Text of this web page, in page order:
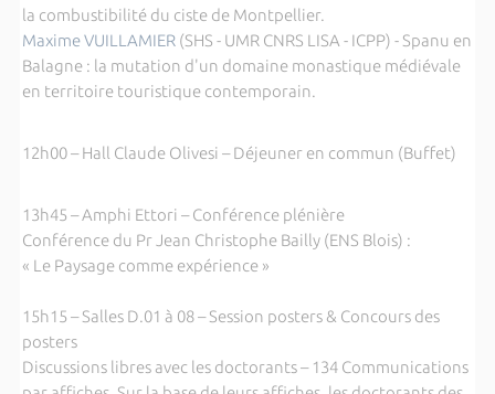
la combustibilité du ciste de Montpellier.
Maxime VUILLAMIER(SHS - UMR CNRS LISA - ICPP) - Spanu en
Balagne : la mutation d'un domaine monastique médiévale
en territoire touristique contemporain.
12h00 – Hall Claude Olivesi – Déjeuner en commun (Buffet)
13h45 – Amphi Ettori – Conférence plénière
Conférence du Pr Jean Christophe Bailly (ENS Blois) :
« Le Paysage comme expérience »
15h15 – Salles D.01 à 08 – Session posters & Concours des
posters
Discussions libres avec les doctorants – 134 Communications